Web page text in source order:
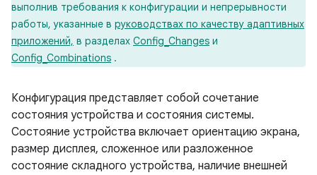
выполнив требования к конфигурации и непрерывности
работы, указанные в руководствах по качеству адаптивных
приложений, в разделах Config_Changes и
Config_Combinations .
Конфигурация представляет собой сочетание
состояния устройства и состояния системы.
Состояние устройства включает ориентацию экрана,
размер дисплея, сложенное или разложенное
состояние складного устройства, наличие внешней